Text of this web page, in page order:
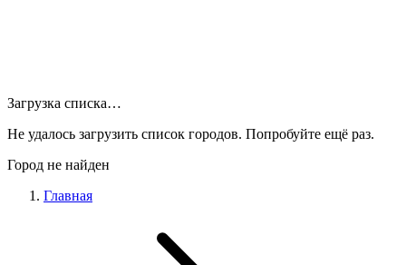
Загрузка списка…
Не удалось загрузить список городов. Попробуйте ещё раз.
Город не найден
Главная